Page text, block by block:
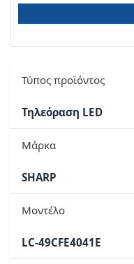
Τύπος προϊόντος
Τηλεόραση LED
Μάρκα
SHARP
Μοντέλο
LC-49CFE4041E